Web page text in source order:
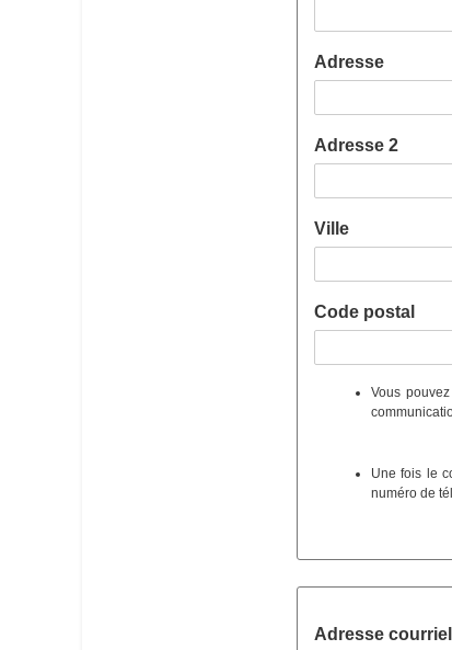
Adresse
Adresse 2
Ville
Code postal
Vous
Une fois le
numéro de
Adresse
Adresse